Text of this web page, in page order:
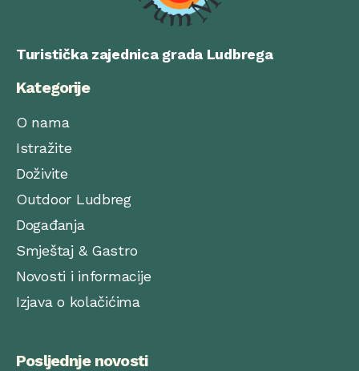
Turistička zajednica grada Ludbrega
Kategorije
O nama
Istražite
Doživite
Outdoor Ludbreg
Događanja
Smještaj & Gastro
Novosti i informacije
Izjava o kolačićima
Posljednje novosti